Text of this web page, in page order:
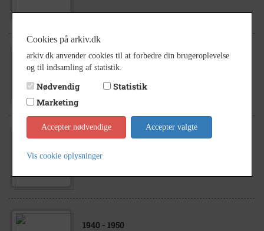
1890- 1950
Bregentved gods Moltkesvej 78
1940 - 1950
Cookies på arkiv.dk
arkiv.dk anvender cookies til at forbedre din brugeroplevelse
og til indsamling af statistik.
Nødvendig
Statistik
Marketing
Accepter nødvendige Accepter valgte
Vis cookie oplysninger